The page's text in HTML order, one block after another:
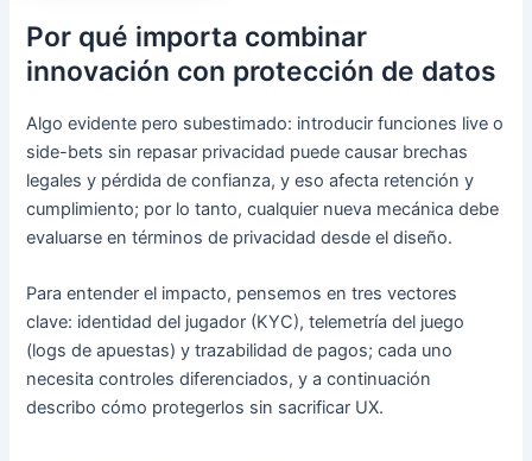
Por qué importa combinar
innovación con protección de datos
Algo evidente pero subestimado: introducir funciones live o
side-bets sin repasar privacidad puede causar brechas
legales y pérdida de confianza, y eso afecta retención y
cumplimiento; por lo tanto, cualquier nueva mecánica debe
evaluarse en términos de privacidad desde el diseño.
Para entender el impacto, pensemos en tres vectores
clave: identidad del jugador (KYC), telemetría del juego
(logs de apuestas) y trazabilidad de pagos; cada uno
necesita controles diferenciados, y a continuación
describo cómo protegerlos sin sacrificar UX.